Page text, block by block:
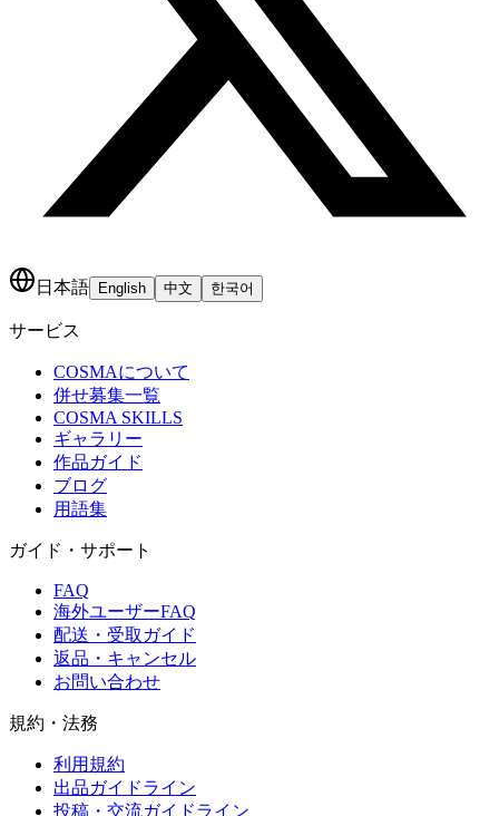
日本語 English 中文 한국어
サービス
COSMAについて
併せ募集一覧
COSMA SKILLS
ギャラリー
作品ガイド
ブログ
用語集
ガイド・サポート
FAQ
海外ユーザーFAQ
配送・受取ガイド
返品・キャンセル
お問い合わせ
規約・法務
利用規約
出品ガイドライン
投稿・交流ガイドライン